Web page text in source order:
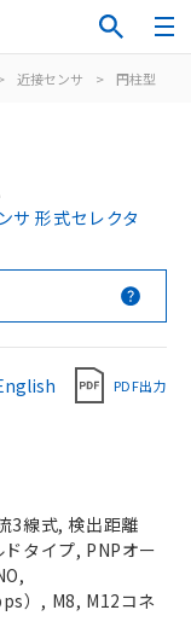
近接センサ > 円柱型
サ 形式セレクタ
PDF出力
3線式, 検出距離
タイプ, PNPオー
）, M8, M12コネ